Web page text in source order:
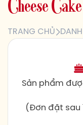
Cheese Cake
TRANG CHỦ
Sản phẩm
(Đơn đặt sau